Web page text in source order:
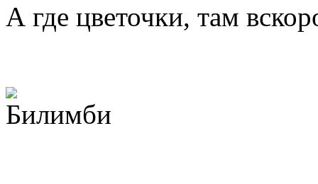
А где цветочки, там